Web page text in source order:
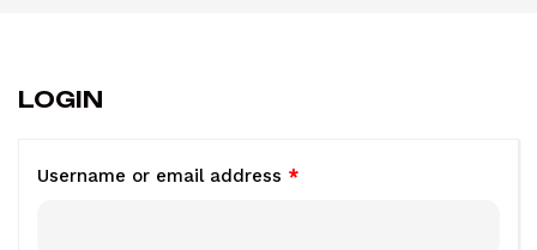
LOGIN
Username or email address *